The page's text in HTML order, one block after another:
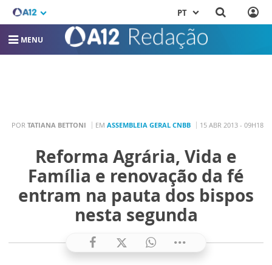
PT
MENU
POR TATIANA BETTONI EM ASSEMBLEIA GERAL CNBB 15 ABR 2013 - 09H18
Reforma Agrária, Vida e
Família e renovação da fé
entram na pauta dos bispos
nesta segunda